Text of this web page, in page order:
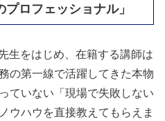
ロフェッショナル」
生をはじめ、在籍する講師は
の第一線で活躍してきた本物
ていない「現場で失敗しない
ウハウを直接教えてもらえま